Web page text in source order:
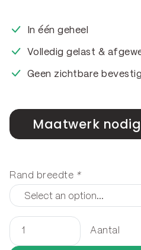
In één geheel
Volledig gelast &
Geen zichtbare
Maatwerk
Rand breedte *
Border
Aantal